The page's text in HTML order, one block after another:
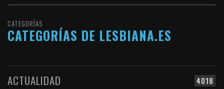
CATEGORÍAS
CATEGORÍAS DE LESBIANA.ES
4018
ACTUALIDAD